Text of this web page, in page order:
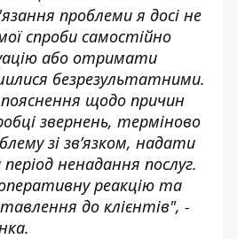
проблеми я досі не
спроби самостійно
або отримати
безрезультатними.
щодо причин
звернень, терміново
зі зв’язком, надати
ненадання послуг.
реакцію та
до клієнтів", -